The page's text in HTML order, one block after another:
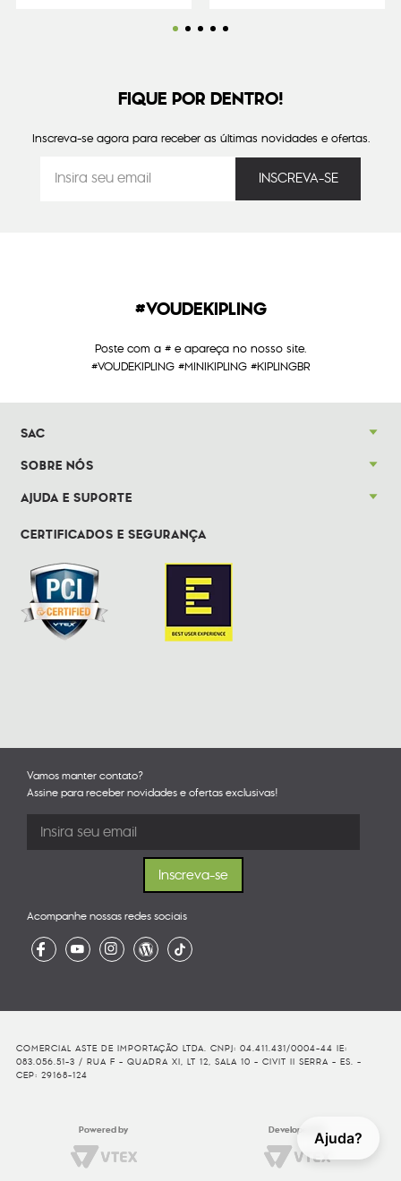
Ajuda?
FIQUE POR DENTRO!
Inscreva-se agora para receber as últimas novidades e ofertas.
#VOUDEKIPLING
Poste com a # e apareça no nosso site.
#VOUDEKIPLING #MINIKIPLING #KIPLINGBR
SAC
SOBRE NÓS
AJUDA E SUPORTE
CERTIFICADOS E SEGURANÇA
Vamos manter contato?
Assine para receber novidades e ofertas exclusivas!
Acompanhe nossas redes sociais
COMERCIAL ASTE DE IMPORTAÇÃO LTDA. CNPJ: 04.411.431/0004-44 IE:
083.056.51-3 / RUA F - QUADRA XI, LT 12, SALA 10 - CIVIT II SERRA - ES. -
CEP: 29168-124
Powered by Developed By